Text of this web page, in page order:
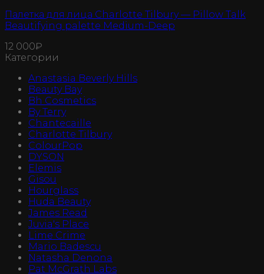
Палетка для лица Charlotte Tilbury — Pillow Talk
Beautifying palette Medium-Deep
12 000₽
Категории
Anastasia Beverly Hills
Beauty Bay
Bh Cosmetics
By Terry
Chantecaille
Charlotte Tilbury
ColourPop
DYSON
Elemis
Gisou
Hourglass
Huda Beauty
James Read
Juvia's Place
Lime Crime
Mario Badescu
Natasha Denona
Pat McGrath Labs